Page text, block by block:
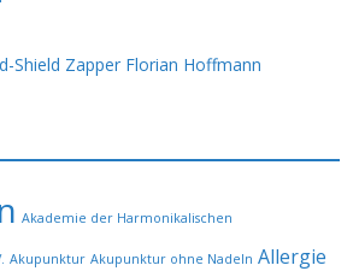
Akademie der Harmonikalischen
Akupunktur Akupunktur ohne Nadeln Allergie